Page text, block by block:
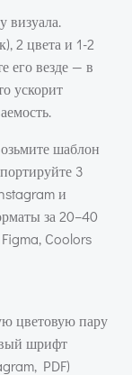
визуала.
2 цвета и 1-2
его везде — в
ускорит
шаблон
3
и
за 20–40
Coolors
цветовую пару
шрифт
PDF)